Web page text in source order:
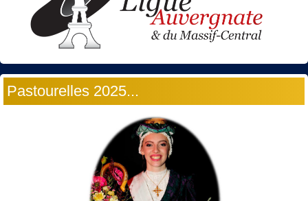
Pastourelles 2025...